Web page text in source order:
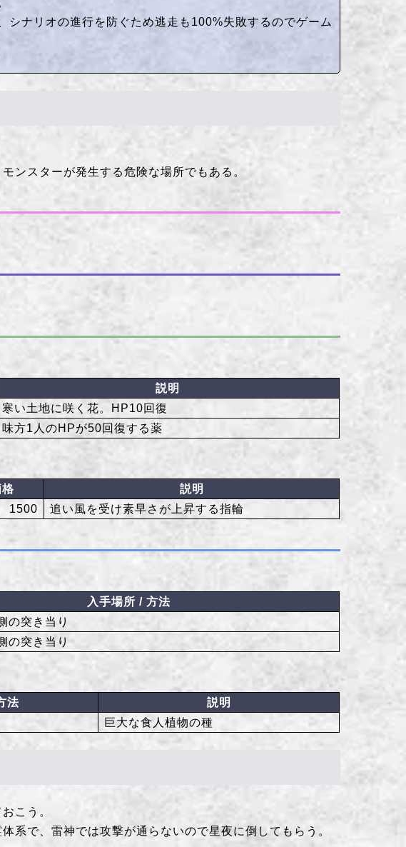
シナリオの進行を防ぐため逃走も100%失敗するのでゲーム
ンスターが発生する危険な場所でもある。
説明
寒い土地に咲く花。HP10回復
味方1人のHPが50回復する薬
説明
1500 追い風を受け素早さが上昇する指輪
入手場所 / 方法
の突き当り
の突き当り
法
説明
巨大な食人植物の種
こう。
系で、雷神では攻撃が通らないので星夜に倒してもらう。